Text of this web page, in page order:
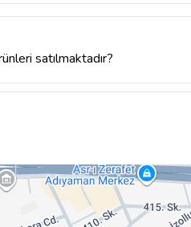
satılmaktadır?
çeşitli markaların kadın giyim